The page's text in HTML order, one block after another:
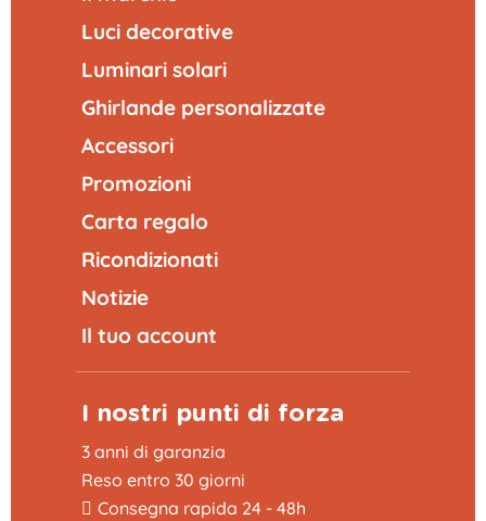
Luci decorative
Luminari solari
Ghirlande personalizzate
Accessori
Promozioni
Carta regalo
Ricondizionati
Notizie
Il tuo account
I nostri punti di forza
3 anni di garanzia
Reso entro 30 giorni
Consegna rapida 24 - 48h